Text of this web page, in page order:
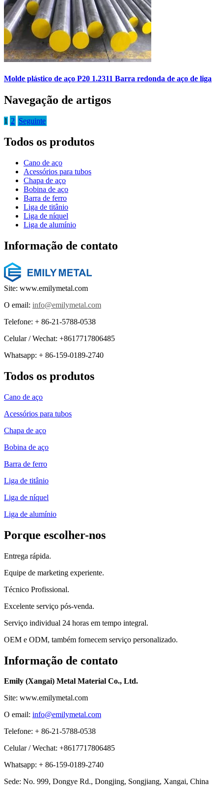
Molde plástico de aço P20 1.2311 Barra redonda de aço de liga
Navegação de artigos
1 2 Seguinte
Todos os produtos
Cano de aço
Acessórios para tubos
Chapa de aço
Bobina de aço
Barra de ferro
Liga de titânio
Liga de níquel
Liga de alumínio
Informação de contato
Site: www.emilymetal.com
O email: info@emilymetal.com
Telefone: + 86-21-5788-0538
Celular / Wechat: +8617717806485
Whatsapp: + 86-159-0189-2740
Todos os produtos
Cano de aço
Acessórios para tubos
Chapa de aço
Bobina de aço
Barra de ferro
Liga de titânio
Liga de níquel
Liga de alumínio
Porque escolher-nos
Entrega rápida.
Equipe de marketing experiente.
Técnico Profissional.
Excelente serviço pós-venda.
Serviço individual 24 horas em tempo integral.
OEM e ODM, também fornecem serviço personalizado.
Informação de contato
Emily (Xangai) Metal Material Co., Ltd.
Site: www.emilymetal.com
O email: info@emilymetal.com
Telefone: + 86-21-5788-0538
Celular / Wechat: +8617717806485
Whatsapp: + 86-159-0189-2740
Sede: No. 999, Dongye Rd., Dongjing, Songjiang, Xangai, China